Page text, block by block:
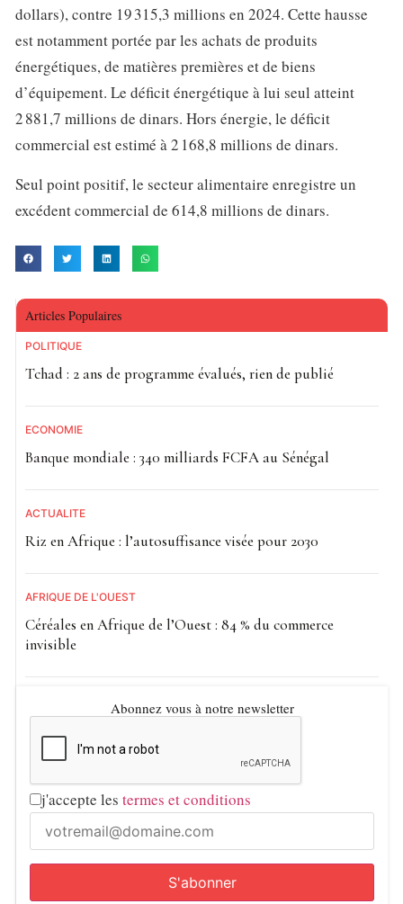
dollars), contre 19 315,3 millions en 2024. Cette hausse
est notamment portée par les achats de produits
énergétiques, de matières premières et de biens
d’équipement. Le déficit énergétique à lui seul atteint
2 881,7 millions de dinars. Hors énergie, le déficit
commercial est estimé à 2 168,8 millions de dinars.
Seul point positif, le secteur alimentaire enregistre un
excédent commercial de 614,8 millions de dinars.
Articles Populaires
POLITIQUE
Tchad : 2 ans de programme évalués, rien de publié
ECONOMIE
Banque mondiale : 340 milliards FCFA au Sénégal
ACTUALITE
Riz en Afrique : l’autosuffisance visée pour 2030
AFRIQUE DE L'OUEST
Céréales en Afrique de l’Ouest : 84 % du commerce
invisible
Abonnez vous à notre newsletter
j'accepte les termes et conditions